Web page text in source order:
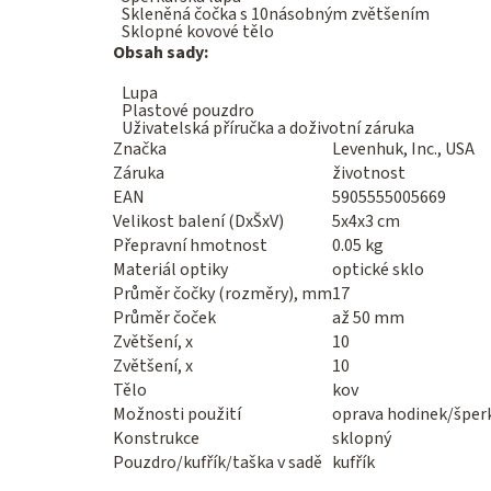
Skleněná čočka s 10násobným zvětšením
Sklopné kovové tělo
Obsah sady:
Lupa
Plastové pouzdro
Uživatelská příručka a doživotní záruka
Značka
Levenhuk, Inc., USA
Záruka
životnost
EAN
5905555005669
Velikost balení (DxŠxV)
5x4x3 cm
Přepravní hmotnost
0.05 kg
Materiál optiky
optické sklo
Průměr čočky (rozměry), mm17
Průměr čoček
až 50 mm
Zvětšení, x
10
Zvětšení, x
10
Tělo
kov
Možnosti použití
oprava hodinek/
Konstrukce
sklopný
Pouzdro/kufřík/taška v sadě kufřík